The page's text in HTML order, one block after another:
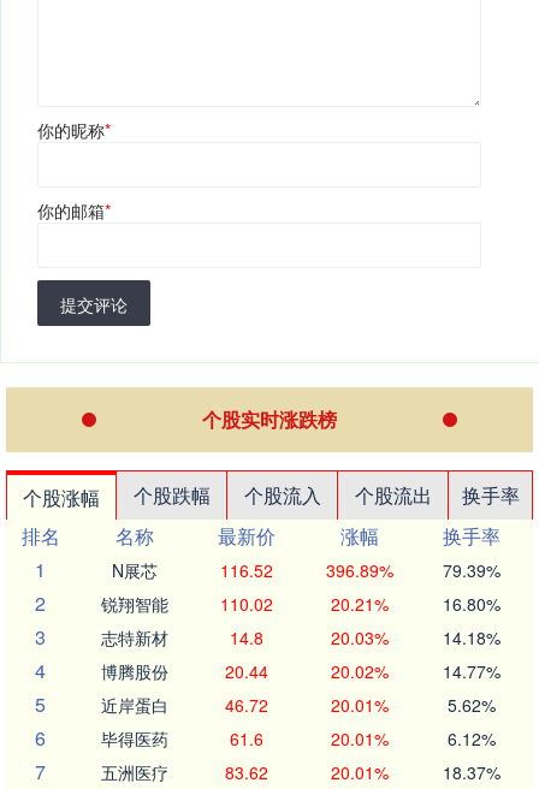
你的昵称*
你的邮箱*
提交评论
个股实时涨跌榜
个股涨幅 个股跌幅 个股流入 个股流出
换手率
排名
名称 最新价 涨幅
换手率
1
N展芯 116.52 396.89% 79.39%
2 锐翔智能 110.02 20.21% 16.80%
3 志特新材 14.8 20.03% 14.18%
4 博腾股份 20.44 20.02% 14.77%
5 近岸蛋白 46.72 20.01% 5.62%
6 毕得医药 61.6 20.01% 6.12%
7 五洲医疗 83.62 20.01% 18.37%